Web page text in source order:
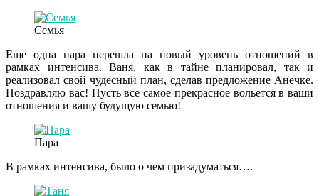
Семья
Еще одна пара перешла на новый уровень отношений в
рамках интенсива. Ваня, как в тайне планировал, так и
реализовал свой чудесный план, сделав предложение Анечке.
Поздравляю вас! Пусть все самое прекрасное вольется в ваши
отношения и вашу будущую семью!
Пара
В рамках интенсива, было о чем призадуматься….